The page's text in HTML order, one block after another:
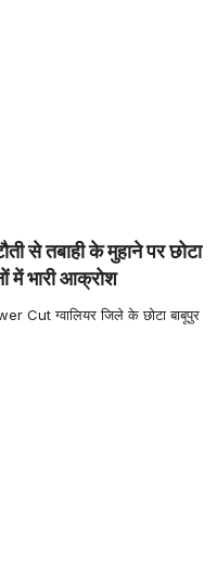
से तबाही के मुहाने पर छोटा
में भारी आक्रोश
ग्वालियर जिले के छोटा बाबूपुर